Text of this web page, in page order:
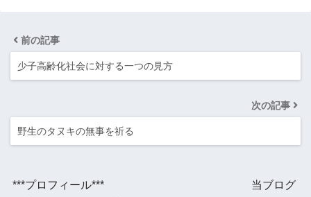
前の記事
少子高齢化社会に対する一つの見方
次の記事
野生のタヌキの無事を祈る
***プロフィール*** 当ブログ